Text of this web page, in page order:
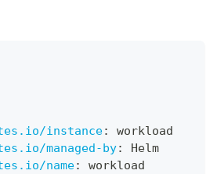
instance:
workload
managed-by:
Helm
name:
workload